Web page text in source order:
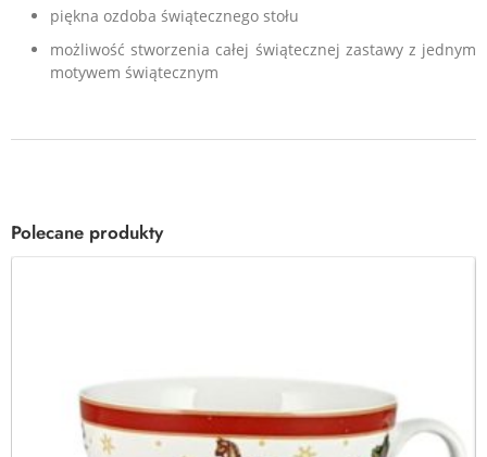
piękna ozdoba świątecznego stołu
możliwość stworzenia całej świątecznej zastawy z jednym
motywem świątecznym
Polecane produkty